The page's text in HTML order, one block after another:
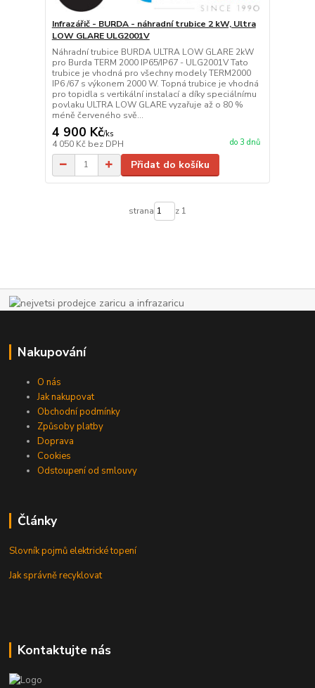
Infrazářič - BURDA - náhradní trubice 2 kW, Ultra
LOW GLARE ULG2001V
Náhradní trubice BURDA ULTRA LOW GLARE 2kW
pro Burda TERM 2000 IP65/IP67 - ULG2001V Tato
trubice je vhodná pro všechny modely TERM2000
IP6 /67 s výkonem 2000 W. Topná trubice je vhodná
pro topidla s vertikální instalací a díky speciálnímu
povlaku ULTRA LOW GLARE vyzařuje až o 80 %
méně červeného svě...
4 900 Kč/ks
4 050 Kč bez DPH do 3 dnů
Přidat do košíku
strana z 1
Nakupování
O nás
Jak nakupovat
Obchodní podmínky
Způsoby platby
Doprava
Cookies
Odstoupení od smlouvy
Články
Slovník pojmů elektrické topení
Jak správně recyklovat
Kontaktujte nás